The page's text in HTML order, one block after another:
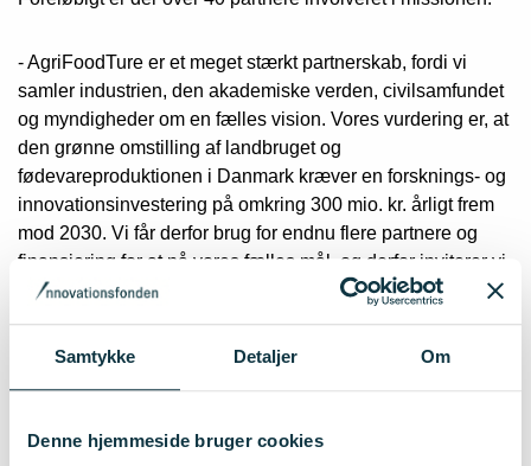
Samtykke Detaljer Om
Denne hjemmeside bruger cookies
- AgriFoodTure er et meget stærkt partnerskab, fordi vi
samler industrien, den akademiske verden, civilsamfundet
og myndigheder om en fælles vision. Vores vurdering er, at
den grønne omstilling af landbruget og
fødevareproduktionen i Danmark kræver en forsknings- og
innovationsinvestering på omkring 300 mio. kr. årligt frem
mod 2030. Vi får derfor brug for endnu flere partnere og
finansiering for at nå vores fælles mål, og derfor inviterer vi
alle interesserede til at deltage i partnerskabet,siger Peder
Arla Foods Amba.